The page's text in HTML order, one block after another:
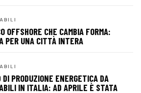
OFFSHORE CHE CAMBIA FORMA:
PER UNA CITTÀ INTERA
DI PRODUZIONE ENERGETICA DA
IN ITALIA: AD APRILE È STATA